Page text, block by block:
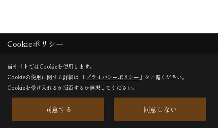
Cookieポリシー
当サイトではCookieを使用します。
Cookieの使用に関する詳細は 「プライバシーポリシー 」をご覧ください。
Cookieを受け入れるか拒否するか選択してください。
同意する 同意しない